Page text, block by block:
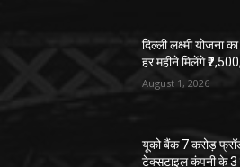
दिल्ली लक्ष्मी योजना
हर महीने मिलेंगे
August 1, 2026
यूको बैंक 7 करोड़
टेक्सटाइल कंपनी के 3